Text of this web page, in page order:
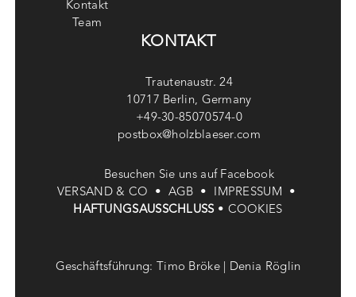
Kontakt
Team
KONTAKT
Trautenaustr. 24
10717 Berlin, Germany
+49-30-85070574-0
postbox@holzblaeser.com
Besuchen Sie uns auf Facebook
VERSAND & CO • AGB • IMPRESSUM •
HAFTUNGSAUSSCHLUSS • COOKIES
Geschäftsführung: Timo Bröke | Denia Röglin